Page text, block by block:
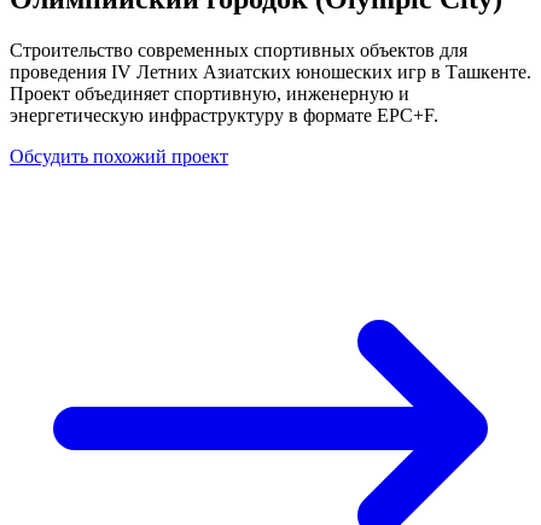
Строительство современных спортивных объектов для
проведения IV Летних Азиатских юношеских игр в Ташкенте.
Проект объединяет спортивную, инженерную и
энергетическую инфраструктуру в формате EPC+F.
Обсудить похожий проект